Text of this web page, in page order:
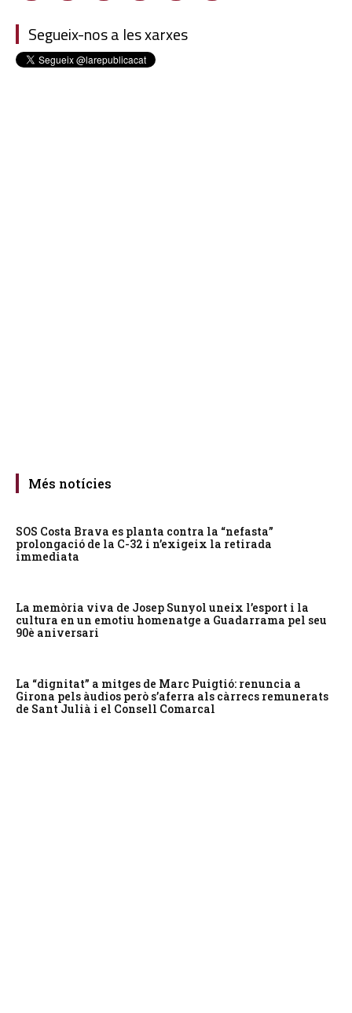
Segueix-nos a les xarxes
Més notícies
SOS Costa Brava es planta contra la “nefasta”
prolongació de la C-32 i n’exigeix la retirada
immediata
La memòria viva de Josep Sunyol uneix l’esport i la
cultura en un emotiu homenatge a Guadarrama pel seu
90è aniversari
La “dignitat” a mitges de Marc Puigtió: renuncia a
Girona pels àudios però s’aferra als càrrecs remunerats
de Sant Julià i el Consell Comarcal